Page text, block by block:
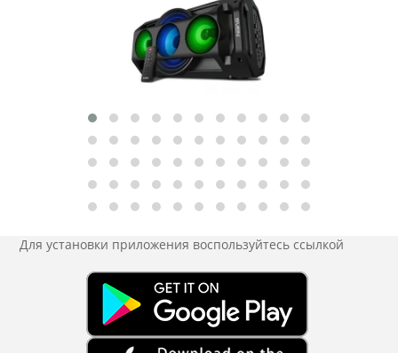
Для установки приложения воспользуйтесь ссылкой